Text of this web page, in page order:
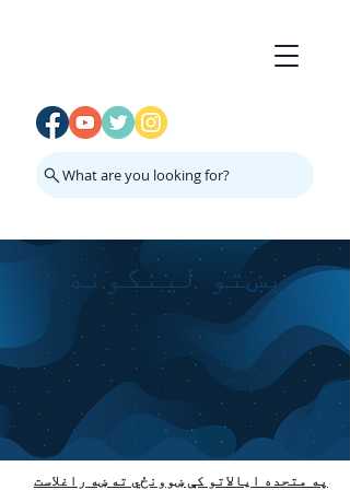
What are you looking for?
پښتو لینکونه
په متحده ایالاتو کې ښوونځي ته ښه راغلاست